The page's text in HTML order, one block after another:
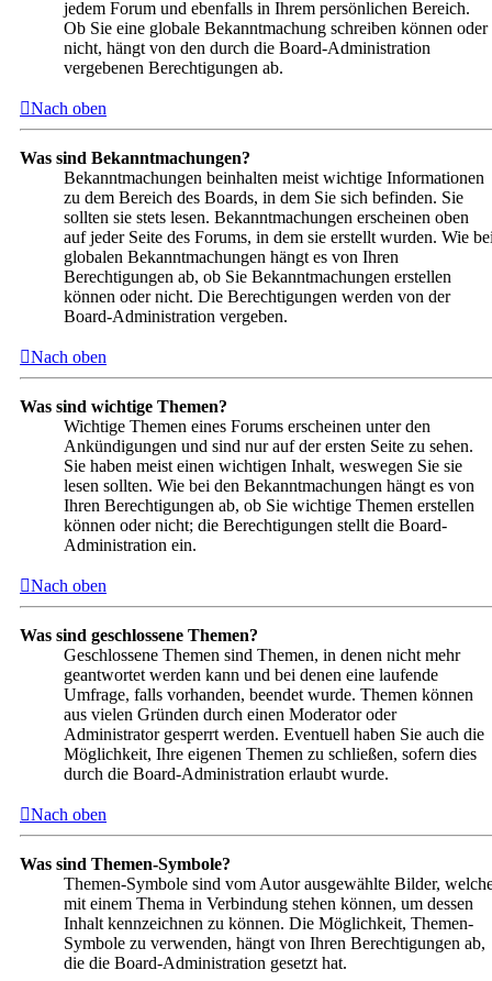
jedem Forum und ebenfalls in Ihrem persönlichen Bereich.
Ob Sie eine globale Bekanntmachung schreiben können oder
nicht, hängt von den durch die Board-Administration
vergebenen Berechtigungen ab.
Nach oben
Was sind Bekanntmachungen?
Bekanntmachungen beinhalten meist wichtige Informationen
zu dem Bereich des Boards, in dem Sie sich befinden. Sie
sollten sie stets lesen. Bekanntmachungen erscheinen oben
auf jeder Seite des Forums, in dem sie erstellt wurden. Wie
globalen Bekanntmachungen hängt es von Ihren
Berechtigungen ab, ob Sie Bekanntmachungen erstellen
können oder nicht. Die Berechtigungen werden von der
Board-Administration vergeben.
Nach oben
Was sind wichtige Themen?
Wichtige Themen eines Forums erscheinen unter den
Ankündigungen und sind nur auf der ersten Seite zu sehen.
Sie haben meist einen wichtigen Inhalt, weswegen Sie sie
lesen sollten. Wie bei den Bekanntmachungen hängt es von
Ihren Berechtigungen ab, ob Sie wichtige Themen erstellen
können oder nicht; die Berechtigungen stellt die Board-
Administration ein.
Nach oben
Was sind geschlossene Themen?
Geschlossene Themen sind Themen, in denen nicht mehr
geantwortet werden kann und bei denen eine laufende
Umfrage, falls vorhanden, beendet wurde. Themen können
aus vielen Gründen durch einen Moderator oder
Administrator gesperrt werden. Eventuell haben Sie auch die
Möglichkeit, Ihre eigenen Themen zu schließen, sofern dies
durch die Board-Administration erlaubt wurde.
Nach oben
Was sind Themen-Symbole?
Themen-Symbole sind vom Autor ausgewählte Bilder,
mit einem Thema in Verbindung stehen können, um dessen
Inhalt kennzeichnen zu können. Die Möglichkeit, Themen-
Symbole zu verwenden, hängt von Ihren Berechtigungen ab,
die die Board-Administration gesetzt hat.